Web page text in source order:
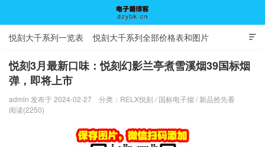
电子烟博客

悦刻大千系列一览表 悦刻大千系列全部价格表和图片
悦刻3月最新口味：悦刻幻影兰亭煮雪溪烟39国标烟
弹，即将上市
admin 发布于 2024-02-27 分类： RELX悦刻 / 国标电子烟 / 新品抢先看
阅读(2250)